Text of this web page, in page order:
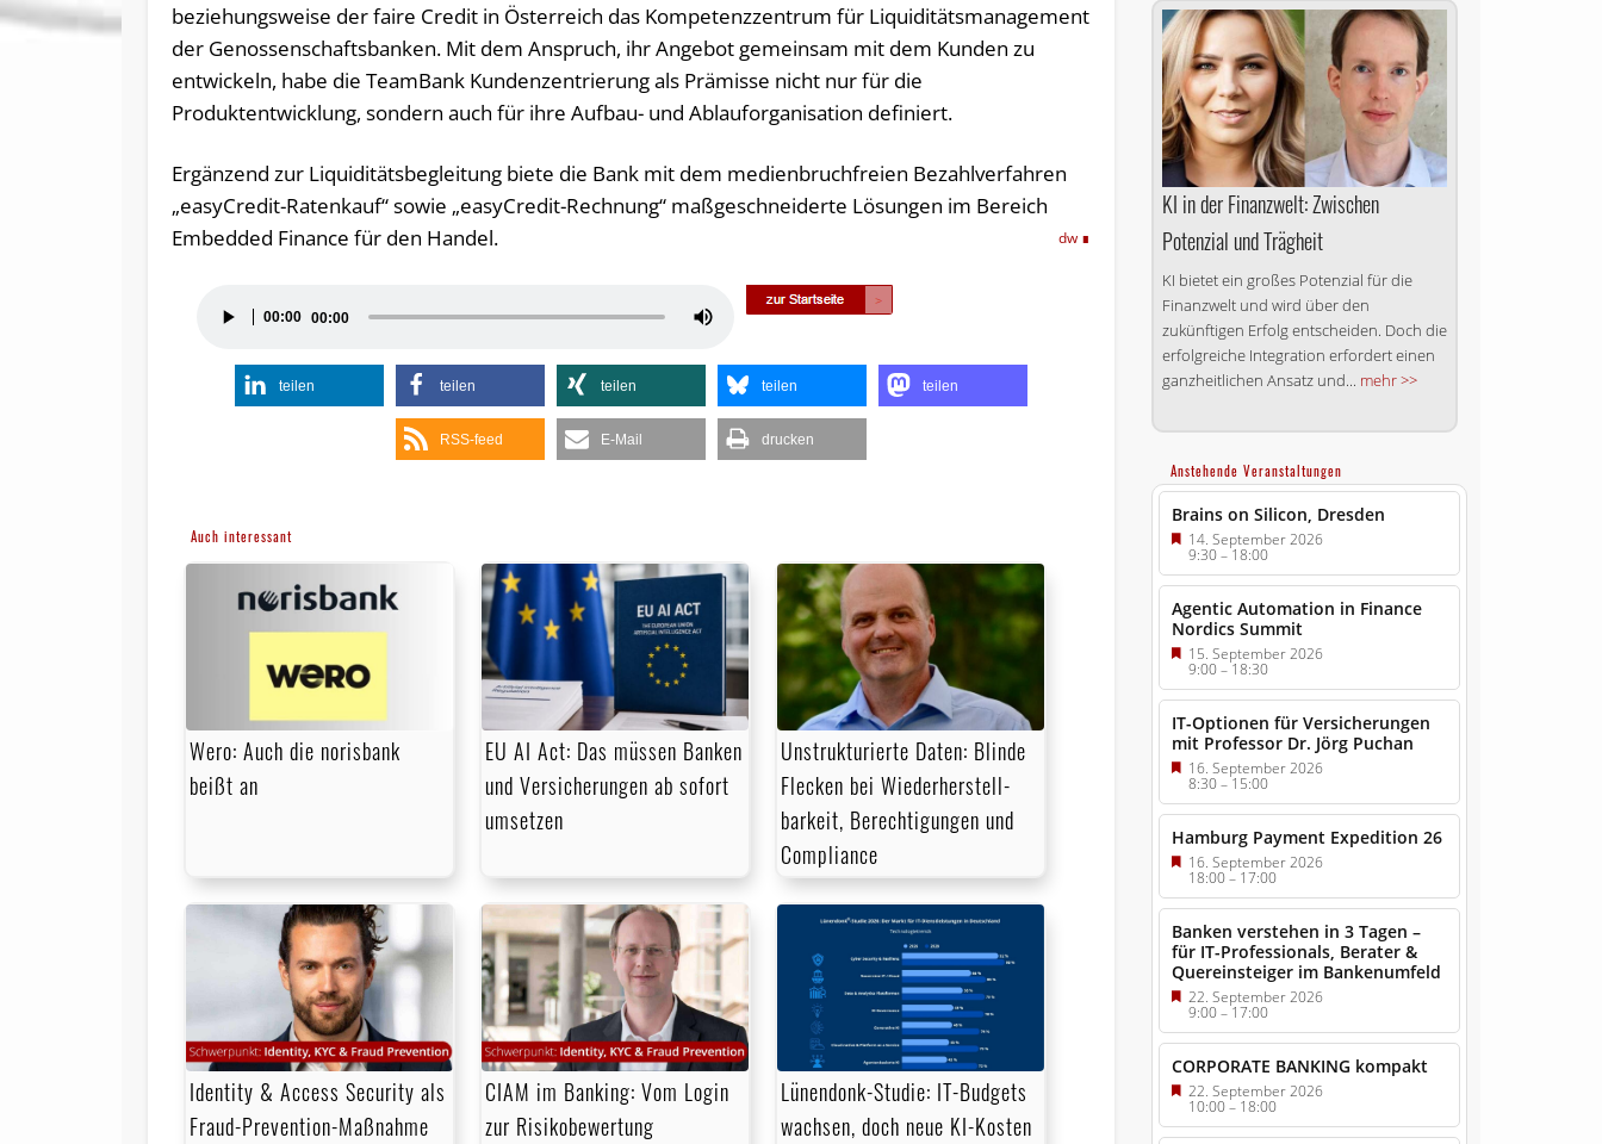
beziehungsweise der faire Credit in Österreich das Kompetenzzentrum für Liquiditätsmanagement
der Genossenschaftsbanken. Mit dem Anspruch, ihr Angebot gemeinsam mit dem Kunden zu
entwickeln, habe die TeamBank Kundenzentrierung als Prämisse nicht nur für die
Produktentwicklung, sondern auch für ihre Aufbau- und Ablauforganisation definiert.
Ergänzend zur Liquiditätsbegleitung biete die Bank mit dem medienbruchfreien Bezahlverfahren
„easyCredit-Ratenkauf“ sowie „easyCredit-Rechnung“ maßgeschneiderte Lösungen im Bereich
Embedded Finance für den Handel.
dw
Player
00:00 00:00
Pfeiltasten
benutzen,
um
teilen teilen teilen teilen teilen
RSS-feed E-Mail drucken
Auch interessant
Wero: Auch die norisbank
beißt an
EU AI Act: Das müssen Banken
und Versicherungen ab sofort
umsetzen
Unstrukturierte Daten: Blinde
Flecken bei Wieder­herstell­
barkeit, Berechtigungen und
Compliance
Identity & Access Security als
Fraud-Prevention-Maßnahme
CIAM im Banking: Vom Login
zur Risikobewertung
Lünendonk-Studie: IT-Budgets
wachsen, doch neue KI-Kosten
KI in der Finanzwelt: Zwischen
Potenzial und Trägheit
KI bietet ein großes Potenzial für die
Finanzwelt und wird über den
zukünftigen Erfolg entscheiden. Doch die
erfolgreiche Integration erfordert einen
ganzheitlichen Ansatz und... mehr >>
Anstehende Veranstaltungen
Brains on Silicon, Dresden
14. September 2026
9:30–18:00
Agentic Automation in Finance
Nordics Summit
15. September 2026
9:00–18:30
IT-Optionen für Versicherungen
mit Professor Dr. Jörg Puchan
16. September 2026
8:30–15:00
Hamburg Payment Expedition 26
16. September 2026
18:00– 17:00
Banken verstehen in 3 Tagen –
für IT-Professionals, Berater &
Quereinsteiger im Bankenumfeld
22. September 2026
9:00–17:00
CORPORATE BANKING kompakt
22. September 2026
10:00– 18:00